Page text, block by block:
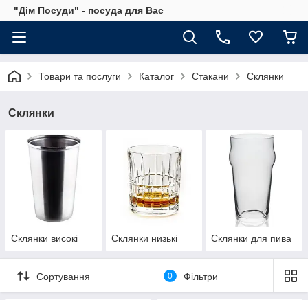
"Дім Посуди" - посуда для Вас
Товари та послуги Каталог Стакани Склянки
Склянки
Склянки високі Склянки низькі Склянки для пива
Сортування 0 Фільтри